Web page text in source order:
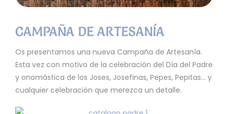
CAMPAÑA DE ARTESANÍA
Os presentamos una nueva Campaña de Artesanía.
Esta vez con motivo de la celebración del Día del Padre
y onomástica de los Joses, Josefinas, Pepes, Pepitas… y
cualquier celebración que merezca un detalle.